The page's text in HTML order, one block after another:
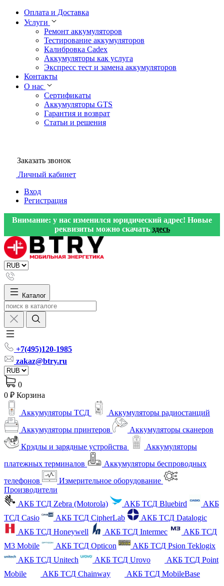
Оплата и Доставка
Услуги
Ремонт аккумуляторов
Тестирование аккумуляторов
Калибровка Cadex
Аккумуляторы как услуга
Экспресс тест и замена аккумуляторов
Контакты
О нас
Сертификаты
Аккумуляторы GTS
Гарантия и возврат
Статьи и решения
Заказать звонок
Личный кабинет
Вход
Регистрация
Внимание: у нас изменился юридический адрес! Новые
реквизиты можно скачать здесь
Каталог
+7(495)120-1985
zakaz@btry.ru
0
0 ₽ Корзина
Аккумуляторы ТСД
Аккумуляторы радиостанций
Аккумуляторы принтеров
Аккумуляторы сканеров
Крэдлы и зарядные устройства
Аккумуляторы
платежных терминалов
Аккумуляторы беспроводных
телефонов
Измерительное оборудование
Производители
АКБ ТСД Zebra (Motorola)
АКБ ТСД Bluebird
АКБ
ТСД Casio
АКБ ТСД CipherLab
АКБ ТСД Datalogic
АКБ ТСД Honeywell
АКБ ТСД Intermec
АКБ ТСД
M3 Mobile
АКБ ТСД Opticon
АКБ ТСД Psion Teklogix
АКБ ТСД Unitech
АКБ ТСД Urovo
АКБ ТСД Point
Mobile
АКБ ТСД Chainway
АКБ ТСД MobileBase